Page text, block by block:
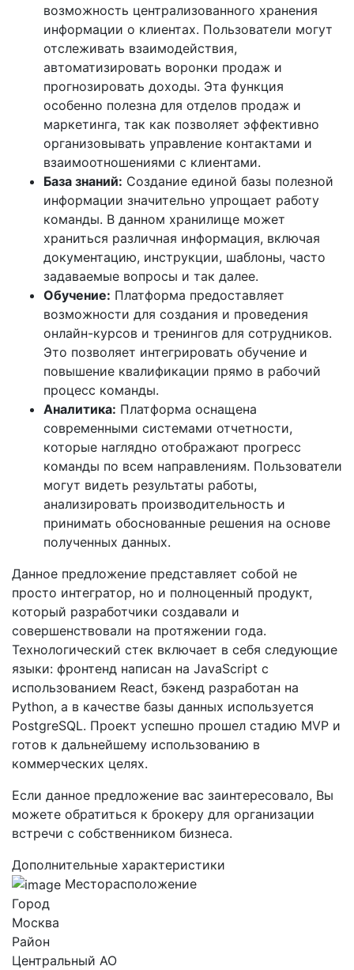
возможность централизованного хранения
информации о клиентах. Пользователи могут
отслеживать взаимодействия,
автоматизировать воронки продаж и
прогнозировать доходы. Эта функция
особенно полезна для отделов продаж и
маркетинга, так как позволяет эффективно
организовывать управление контактами и
взаимоотношениями с клиентами.
База знаний: Создание единой базы полезной
информации значительно упрощает работу
команды. В данном хранилище может
храниться различная информация, включая
документацию, инструкции, шаблоны, часто
задаваемые вопросы и так далее.
Обучение: Платформа предоставляет
возможности для создания и проведения
онлайн-курсов и тренингов для сотрудников.
Это позволяет интегрировать обучение и
повышение квалификации прямо в рабочий
процесс команды.
Аналитика: Платформа оснащена
современными системами отчетности,
которые наглядно отображают прогресс
команды по всем направлениям. Пользователи
могут видеть результаты работы,
анализировать производительность и
принимать обоснованные решения на основе
полученных данных.
Данное предложение представляет собой не
просто интегратор, но и полноценный продукт,
который разработчики создавали и
совершенствовали на протяжении года.
Технологический стек включает в себя следующие
языки: фронтенд написан на JavaScript с
использованием React, бэкенд разработан на
Python, а в качестве базы данных используется
PostgreSQL. Проект успешно прошел стадию MVP и
готов к дальнейшему использованию в
коммерческих целях.
Если данное предложение вас заинтересовало, Вы
можете обратиться к брокеру для организации
встречи с собственником бизнеса.
Дополнительные характеристики
Месторасположение
Город
Москва
Район
Центральный AO